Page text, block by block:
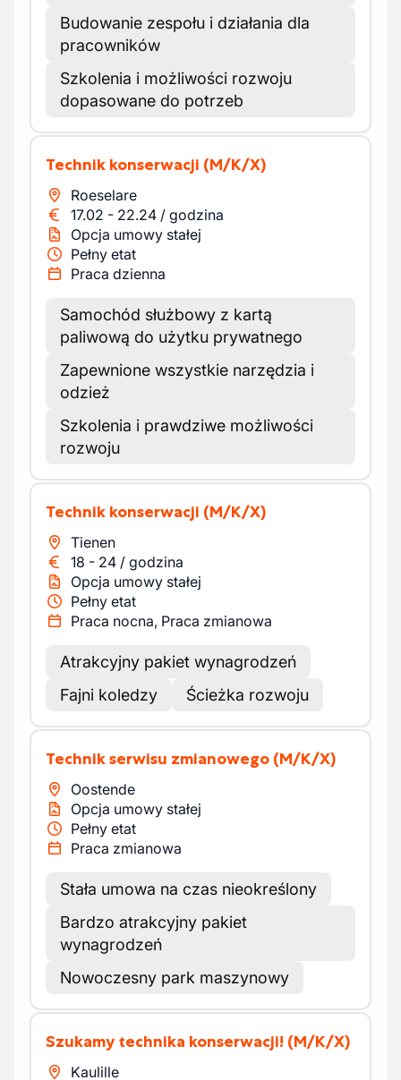
Budowanie zespołu i działania dla
pracowników
Szkolenia i możliwości rozwoju
dopasowane do potrzeb
Technik konserwacji (M/K/X)
Roeselare
17.02 - 22.24 / godzina
Opcja umowy stałej
Pełny etat
Praca dzienna
Samochód służbowy z kartą
paliwową do użytku prywatnego
Zapewnione wszystkie narzędzia i
odzież
Szkolenia i prawdziwe możliwości
rozwoju
Technik konserwacji (M/K/X)
Tienen
18 - 24 / godzina
Opcja umowy stałej
Pełny etat
Praca nocna, Praca zmianowa
Atrakcyjny pakiet wynagrodzeń
Fajni koledzy
Ścieżka rozwoju
Technik serwisu zmianowego (M/K/X)
Oostende
Opcja umowy stałej
Pełny etat
Praca zmianowa
Stała umowa na czas nieokreślony
Bardzo atrakcyjny pakiet
wynagrodzeń
Nowoczesny park maszynowy
Szukamy technika konserwacji! (M/K/X)
Kaulille